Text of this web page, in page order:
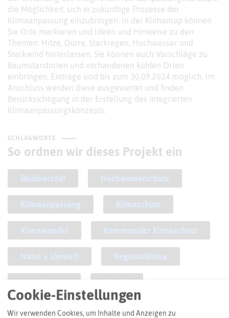
die Möglichkeit, sich in zukünftige Prozesse der
Klimaanpassung einzubringen. In der Klimamap können
Sie Orte markieren und Ideen und Hinweise zu den
Themen: Hitze, Dürre, Starkregen, Hochwasser und
Starkwind hinterlassen. Sie können auch Vorschläge zu
Baumstandorten und vorhandenen kühlen Orten
einbringen. Einträge sind bis zum 30.09.2024 möglich. Im
Anschluss werden diese ausgewertet und finden
Berücksichtigung in der Erstellung des integrierten
Klimaanpassungskonzepts.
SCHLAGWORTE
So ordnen wir dieses Projekt ein
Biodiversität Hochwasserschutz
Klimaanpassung Klimaschutz
Klimawandel Kommunaler Klimaschutz
Natur + Umwelt Regionalklima
ANFAHRT
Cookie-Einstellungen
Wir verwenden Cookies, um Inhalte und Anzeigen zu